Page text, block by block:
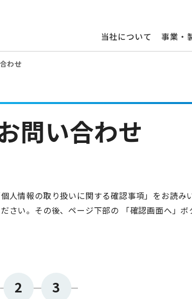
当社について 事業・
わせ
問い合わせ
人情報の取り扱いに関する確認事項」をお読み
さい。その後、ページ下部の 「確認画面へ」
2 3